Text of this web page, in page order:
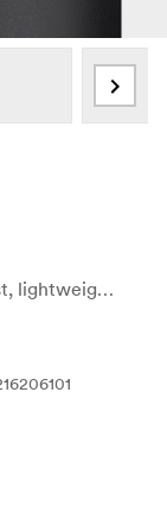
The Samyang AF 85mm F1.8 P FE is a fast, lightweight telephoto prime lens tailored for stunning portraits and detail-rich images. Built for Sony E-mount full-frame cameras, it combines a flattering 85mm field of view with a bright f/1.8 aperture to deliver exceptional subject isolation and beautifully rendered bokeh. At just 272 grams, this lens offers professional results in a size that’s easy to carry anywhere.